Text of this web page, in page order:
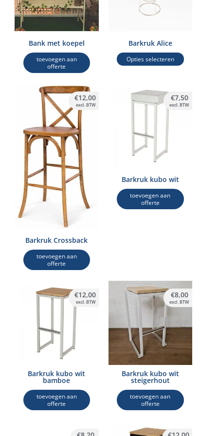
Bank met koepel
toevoegen aan
offerte
Barkruk Alice
Opties selecteren
Deze
worden
productpagina
Barkruk Crossback
toevoegen aan
offerte
€12,00
excl. BTW
Barkruk kubo wit
toevoegen aan
offerte
€7,50
excl. BTW
Barkruk kubo wit
bamboe
toevoegen aan
offerte
€12,00
excl. BTW
Barkruk kubo wit
steigerhout
toevoegen aan
offerte
€8,00
excl. BTW